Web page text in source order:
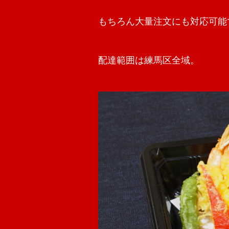
もちろん大量注文にも対応可
配達範囲は練馬区全域。